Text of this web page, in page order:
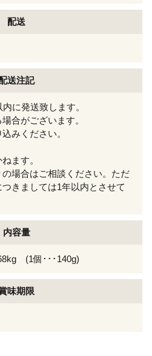
配送
送注記
に発送致します。
合がございます。
みください。
ます。
場合はご相談ください。ただ
きましては1年以内とさせて
内容量
(1個･･･140g)
味期限